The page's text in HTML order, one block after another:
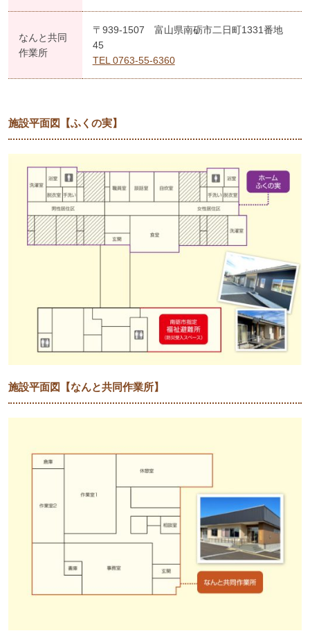
なんと共同
作業所
〒939-1507 富山県南砺市二日町1331番地
45
TEL 0763-55-6360
施設平面図【ふくの実】
施設平面図【なんと共同作業所】